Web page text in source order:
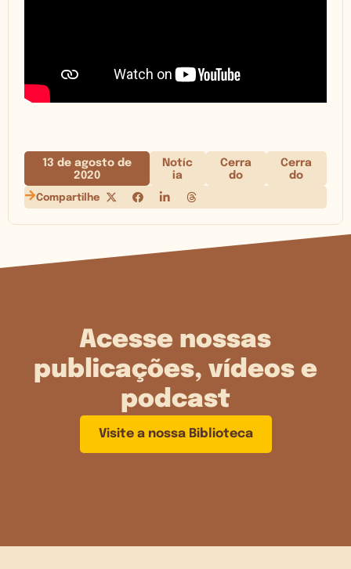
13 de agosto de
2020
Notíc
ia
Cerra
do
Cerra
do
Compartilhe
Acesse nossas
publicações, vídeos e
podcast
Visite a nossa Biblioteca